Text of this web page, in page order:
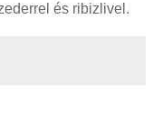
és ribizlivel.